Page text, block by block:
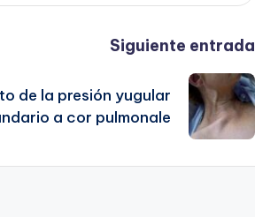
Siguiente entrada
de la presión yugular
a cor pulmonale